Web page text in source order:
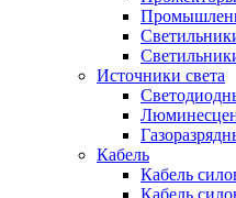
Источники света
Кабель
Кабель
Кабель